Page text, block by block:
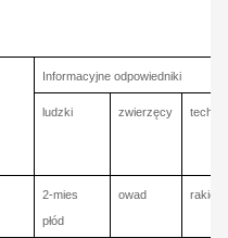
Informacyjne odpowiedniki
ludzki zwierzęcy
2-mies
płód
owad